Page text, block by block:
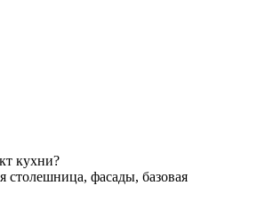
кухни?
столешница, фасады, базовая